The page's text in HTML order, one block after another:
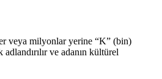
veya milyonlar yerine “K” (bin)
ve adanın kültürel